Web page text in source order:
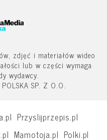
zdjęć i materiałów wideo
lub w części wymaga
wydawcy.
SP. Z O.O.
Przyslijprzepis.pl
Mamotoja.pl Polki.pl